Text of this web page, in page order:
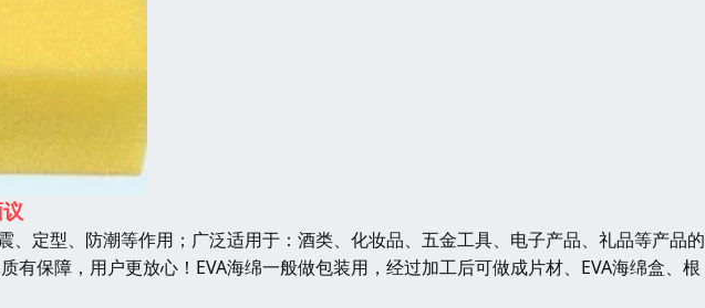
、定型、防潮等作用；广泛适用于：酒类、化妆品、五金工具、电子产品、礼品等产品
有保障，用户更放心！EVA海绵一般做包装用，经过加工后可做成片材、EVA海绵盒、根